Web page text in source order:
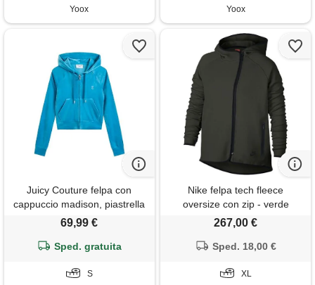
Yoox Yoox
Juicy Couture felpa con
cappuccio madison, piastrella
turca, s
69,99 €
Sped. gratuita
S
Nike felpa tech fleece
oversize con zip - verde
267,00 €
Sped. 18,00 €
XL